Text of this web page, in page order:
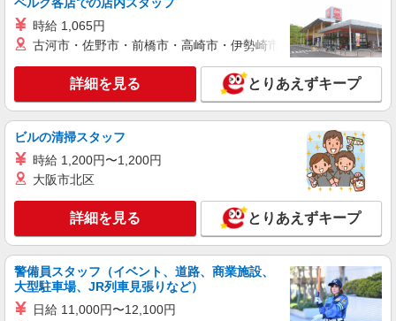
時給 1,065円
古河市・佐野市・前橋市・高崎市・伊勢崎市・太田市・館林市
詳細を見る とりあえずキープ
ビルの清掃スタッフ
時給 1,200円〜1,200円
大阪市北区
詳細を見る とりあえずキープ
警備員スタッフ（イベント、道路、商業施設、
大型駐車場、JR列車見張りなど）
日給 11,000円〜12,100円